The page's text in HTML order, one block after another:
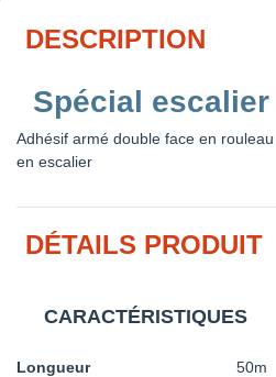
DESCRIPTION
Spécial escalier
Adhésif armé double face en
en escalier
DÉTAILS PRODUIT
CARACTÉRISTIQUES
Longueur 50m